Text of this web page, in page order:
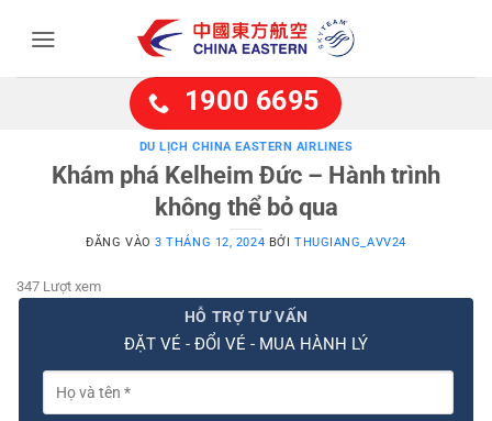
1900 6695
DU LỊCH CHINA EASTERN AIRLINES
Khám phá Kelheim Đức – Hành trình
không thể bỏ qua
ĐĂNG VÀO3 THÁNG 12, 2024 BỞI THUGIANG_AVV24
347 Lượt xem
HỖ TRỢ TƯ VẤN
ĐẶT VÉ - ĐỔI VÉ - MUA HÀNH LÝ